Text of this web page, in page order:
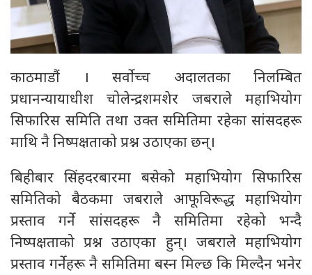
काठमाडौं । सर्वोच्च अदालतका निलम्बित
प्रधानन्यायाधीश चोलेन्द्रशमशेर जबराले महाभियोग
सिफारिस समिति तथा उक्त समितिमा रहेका सांसदहरू
माथि नै निष्पक्षताको प्रश्न उठाएका छन्।
बिहीबार सिंहदरबारमा बसेको महाभियोग सिफारिस
समितिको बैठकमा जबराले आफूविरूद्ध महाभियोग
प्रस्ताव गर्ने सांसदहरू नै समितिमा रहेको भन्दै
निष्पक्षताको प्रश्न उठाएका हुन्। जबराले महाभियोग
प्रस्ताव गर्नेहरू नै समितिमा बस्न मिल्छ कि मिल्दैन भनेर